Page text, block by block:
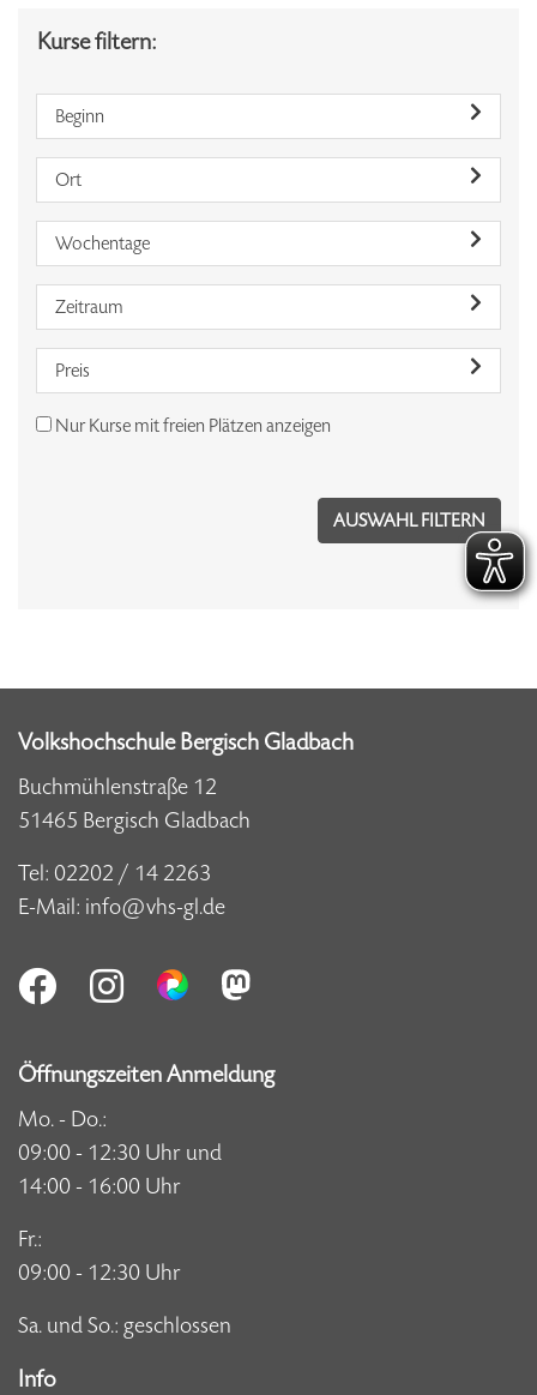
Kurse filtern:
Beginn
Ort
Wochentage
Zeitraum
Preis
Nur Kurse mit freien Plätzen anzeigen
Volkshochschule Bergisch Gladbach
Buchmühlenstraße 12
51465 Bergisch Gladbach
Tel: 02202 / 14 2263
E-Mail: info@vhs-gl.de
Öffnungszeiten Anmeldung
Mo. - Do.:
09:00 - 12:30 Uhr und
14:00 - 16:00 Uhr
Fr.:
09:00 - 12:30 Uhr
Sa. und So.: geschlossen
Info